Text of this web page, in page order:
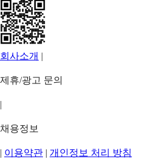
회사소개 |
제휴/광고 문의
|
채용정보
| 이용약관 | 개인정보 처리 방침